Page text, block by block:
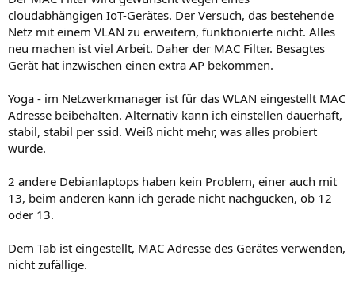
cloudabhängigen IoT-Gerätes. Der Versuch, das bestehende
Netz mit einem VLAN zu erweitern, funktionierte nicht. Alles
neu machen ist viel Arbeit. Daher der MAC Filter. Besagtes
Gerät hat inzwischen einen extra AP bekommen.
Yoga - im Netzwerkmanager ist für das WLAN eingestellt MAC
Adresse beibehalten. Alternativ kann ich einstellen dauerhaft,
stabil, stabil per ssid. Weiß nicht mehr, was alles probiert
wurde.
2 andere Debianlaptops haben kein Problem, einer auch mit
13, beim anderen kann ich gerade nicht nachgucken, ob 12
oder 13.
Dem Tab ist eingestellt, MAC Adresse des Gerätes verwenden,
nicht zufällige.